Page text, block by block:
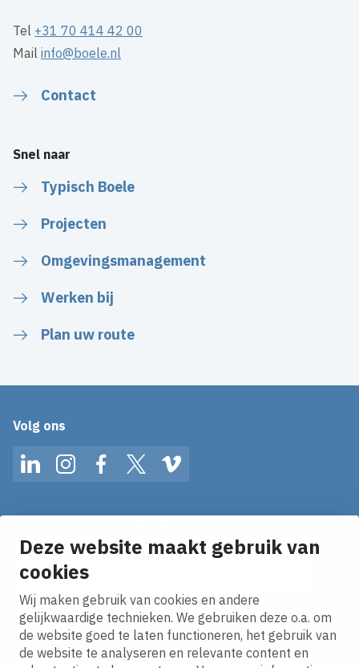
Deze website maakt gebruik van
cookies
Wij maken gebruik van cookies en andere
gelijkwaardige technieken. We gebruiken deze o.a. om
de website goed te laten functioneren, het gebruik van
de website te analyseren en relevante content en
Tel +31 70 414 42 00
Mailinfo@boele.nl
Contact
Snel naar
Typisch Boele
Projecten
Omgevingsmanagement
Werken bij
Plan uw route
Volg ons
LinkedInInstagramFacebookTwitterVimeo
Ontvang onze nieuws alerts in je mailbox!
E-mailadres
Ik ga akkoord met hetprivacy statement.